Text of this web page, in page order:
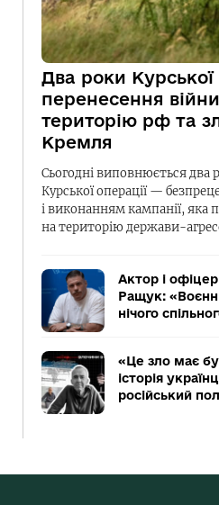
Два роки Курської
перенесення
територію рф та
Кремля
Сьогодні виповнюється два
Курської операції —
і виконанням кампанії, яка
на територію держави-
Актор і
Ращук:
нічого
«Це зло має
історія
російський